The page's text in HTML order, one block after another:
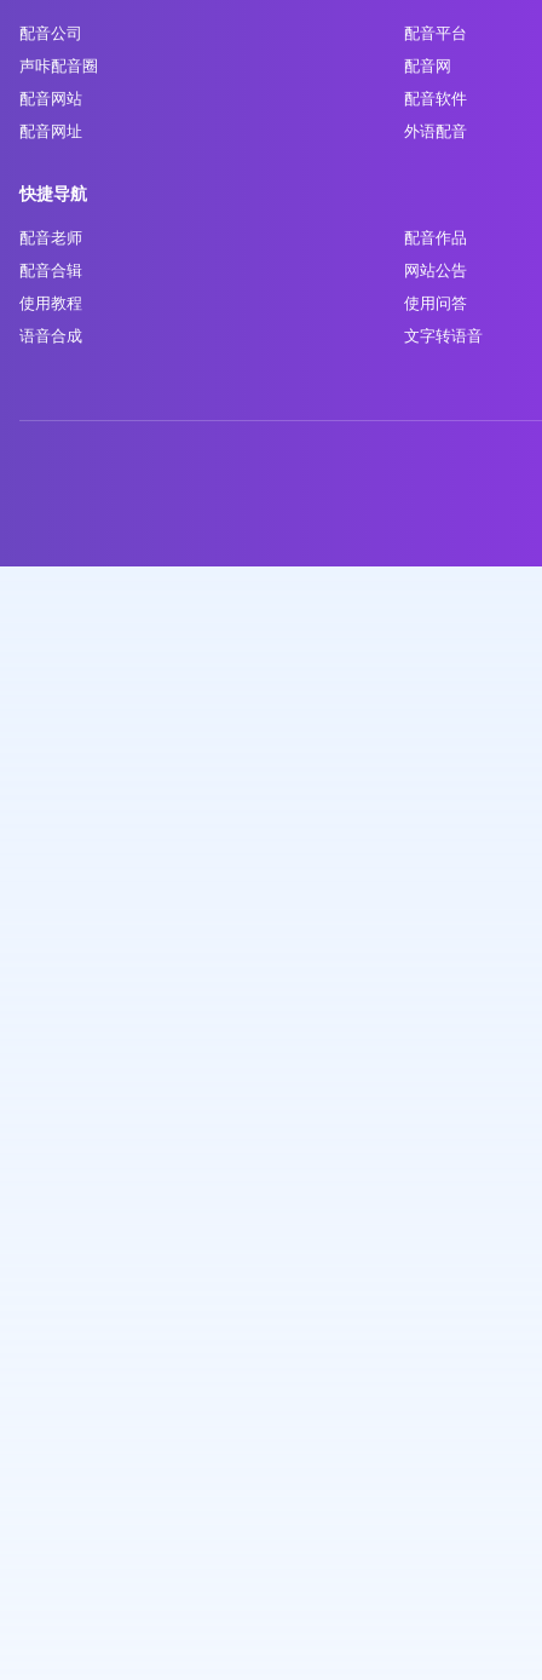
配音公司
配音平台
声咔配音圈
配音网
配音网站
配音软件
配音网址
外语配音
快捷导航
配音老师
配音作品
配音合辑
网站公告
使用教程
使用问答
语音合成
文字转语音